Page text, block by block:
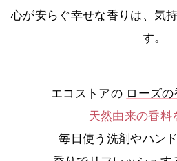
心が安らぐ幸せな香りは、気
す。
エコストアの ローズ
天然由来の香料
毎日使う洗剤やハン